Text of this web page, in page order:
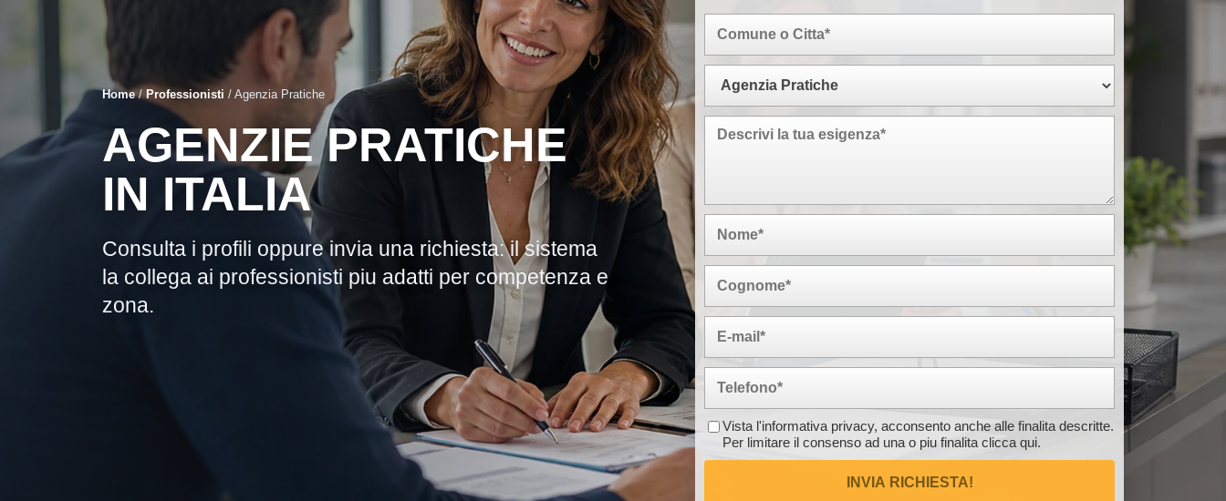
Home/ Professionisti / Agenzia Pratiche
AGENZIE PRATICHE
IN ITALIA
Consulta i profili oppure invia una richiesta: il sistema
la collega ai professionisti piu adatti per competenza e
zona.
Vista l'informativa privacy, acconsento anche alle finalita descritte.
Per limitare il consenso ad una o piu finalita clicca qui.
INVIA RICHIESTA!